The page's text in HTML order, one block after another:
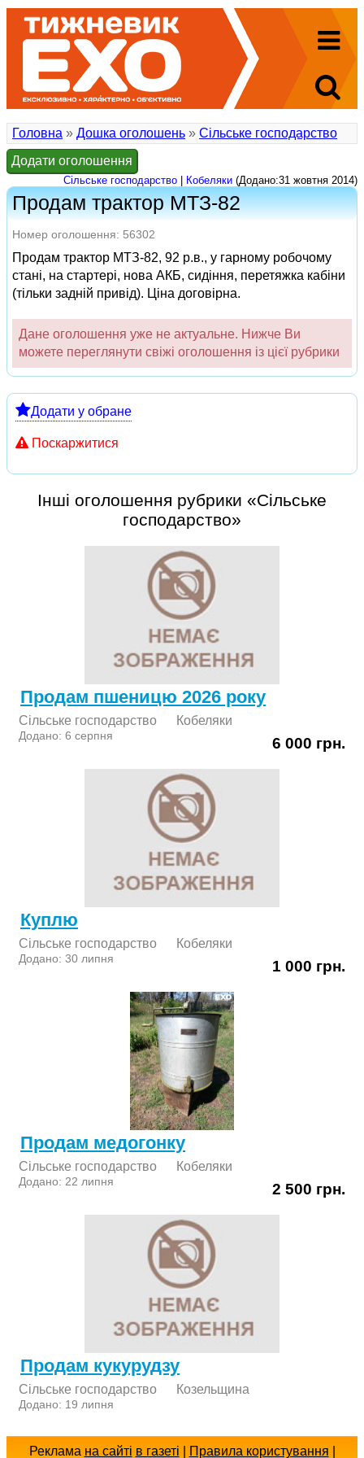
Головна » Дошка оголошень » Сільське господарство
Додати оголошення
Сільське господарство Кобеляки (Додано:31 жовтня 2014)
Продам трактор МТЗ-82
Номер оголошення: 56302
Продам трактор МТЗ-82, 92 р.в., у гарному робочому
стані, на стартері, нова АКБ, сидіння, перетяжка кабіни
(тільки задній привід). Ціна договірна.
Дане оголошення уже не актуальне. Нижче Ви
можете переглянути свіжі оголошення із цієї рубрики
Додати у обране
Поскаржитися
Інші оголошення рубрики «Сільське
господарство»
Продам пшеницю 2026 року
Сільське господарство Кобеляки
Додано: 6 серпня 6 000 грн.
Куплю
Сільське господарство Кобеляки
Додано: 30 липня 1 000 грн.
Продам медогонку
Сільське господарство Кобеляки
Додано: 22 липня 2 500 грн.
Продам кукурудзу
Сільське господарство Козельщина
Додано: 19 липня
Реклама на сайті в газеті Правила користування